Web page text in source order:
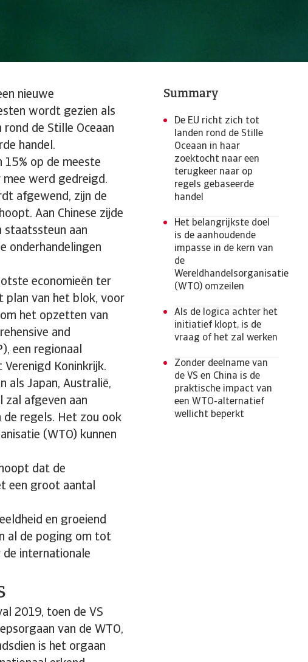
nieuwe
wordt gezien als
de Stille Oceaan
handel.
op de meeste
werd gedreigd.
afgewend, zijn de
Aan Chinese zijde
aan
onderhandelingen
economieën ter
plan van het blok, voor
het opzetten van
and
een regionaal
Koninkrijk.
als Japan, Australië,
zal afgeven aan
de regels. Het zou ook
(WTO) kunnen
dat de
een groot aantal
en groeiend
al de poging om tot
internationale
2019, toen de VS
van de WTO,
is het orgaan
Summary
De EU richt zich tot
landen rond de Stille
Oceaan in haar
zoektocht naar een
terugkeer naar op
regels gebaseerde
handel
Het belangrijkste doel
is de aanhoudende
impasse in de kern van
de
Wereldhandelsorganisatie
(WTO) omzeilen
Als de logica achter het
initiatief klopt, is de
vraag of het zal werken
Zonder deelname van
de VS en China is de
praktische impact van
een WTO-alternatief
wellicht beperkt